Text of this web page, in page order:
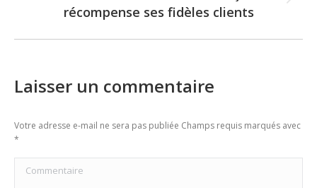
post:
récompense ses fidèles clients
Laisser un commentaire
Votre adresse e-mail ne sera pas publiée Champs requis marqués avec
*
Commentaire